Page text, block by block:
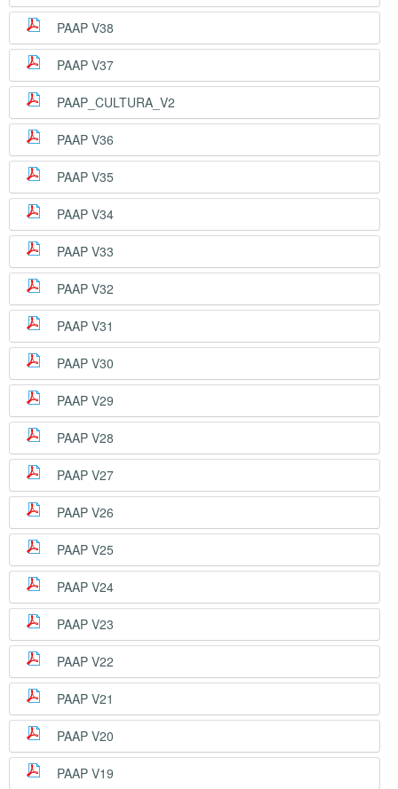
PAAP V38
PAAP V37
PAAP_CULTURA_V2
PAAP V36
PAAP V35
PAAP V34
PAAP V33
PAAP V32
PAAP V31
PAAP V30
PAAP V29
PAAP V28
PAAP V27
PAAP V26
PAAP V25
PAAP V24
PAAP V23
PAAP V22
PAAP V21
PAAP V20
PAAP V19